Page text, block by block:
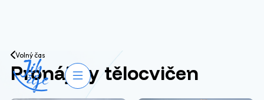
Přejít na obsah
Otevřít navigaci
Volný čas
Pronájmy tělocvičen